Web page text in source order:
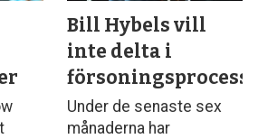
Bill Hybels vill
inte delta i
Under de senaste sex
månaderna har